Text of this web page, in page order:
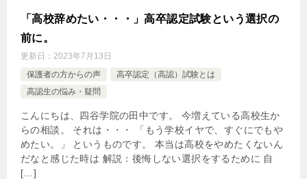
「高校辞めたい・・・」高卒認定試験という選択の
前に。
更新日： 2023年7月13日
保護者の方からの声
高卒認定（高認）試験とは
高認生の悩み・疑問
こんにちは、四谷学院の田中です。 今増えている高校生か
らの相談。 それは・・・ 「もう学校イヤで、すぐにでもや
めたい。」 というものです。 本当は高校をやめたくないん
だなと感じた時は 解説：後悔しない選択をするために 自
[…]